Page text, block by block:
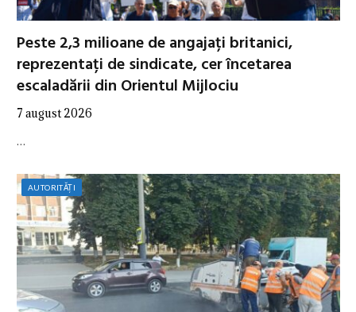
Peste 2,3 milioane de angajați britanici,
reprezentați de sindicate, cer încetarea
escaladării din Orientul Mijlociu
7 august 2026
…
AUTORITĂȚI